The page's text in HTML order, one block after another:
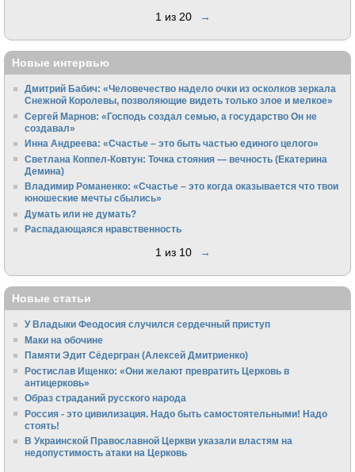
1 из 20 →
Новые интервью
Дмитрий Бабич: «Человечество надело очки из осколков зеркала
Снежной Королевы, позволяющие видеть только злое и мелкое»
Сергей Марнов: «Господь создал семью, а государство Он не
создавал»
Инна Андреева: «Счастье – это быть частью единого целого»
Светлана Коппел-Ковтун: Точка стояния — вечность (Екатерина
Демина)
Владимир Романенко: «Счастье – это когда оказывается что твои
юношеские мечты сбылись»
Думать или не думать?
Распадающаяся нравственность
1 из 10 →
Новые статьи
У Владыки Феодосия случился сердечный приступ
Маки на обочине
Памяти Эдит Сёдергран (Алексей Дмитриенко)
Ростислав Ищенко: «Они желают превратить Церковь в
антицерковь»
Образ страданий русского народа
Россия - это цивилизация. Надо быть самостоятельными! Надо
стоять!
В Украинской Православной Церкви указали властям на
недопустимость атаки на Церковь